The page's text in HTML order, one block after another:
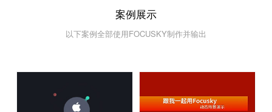
案例展示
以下案例全部使用FOCUSKY制作并输出